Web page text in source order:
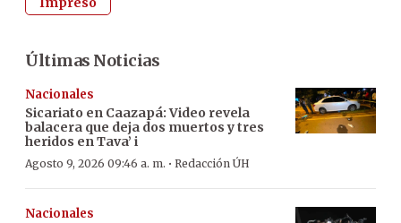
Últimas Noticias
Nacionales
Sicariato en Caazapá: Video revela
balacera que deja dos muertos y tres
heridos en Tava’ i
Agosto 9, 2026 09:46 a. m. · Redacción ÚH
Nacionales